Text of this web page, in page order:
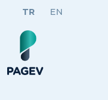
TR EN